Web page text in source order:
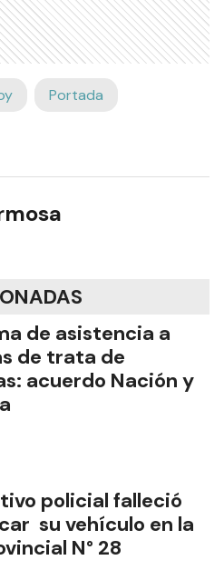
Portada
de asistencia a
de trata de
acuerdo Nación y
policial falleció
su vehículo en la
N° 28